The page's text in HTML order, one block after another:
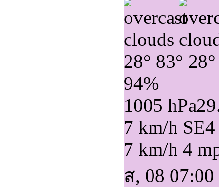
28° 83° 28°
94%
1005 hPa
7 km/h SE4
7 km/h 4
ส, 08 07:00